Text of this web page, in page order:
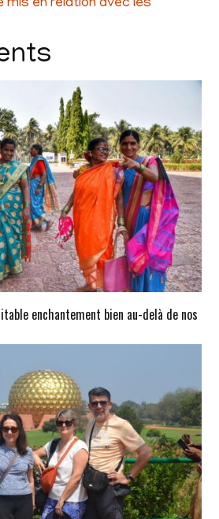
mis en relation avec les
enchantement bien au-delà de nos